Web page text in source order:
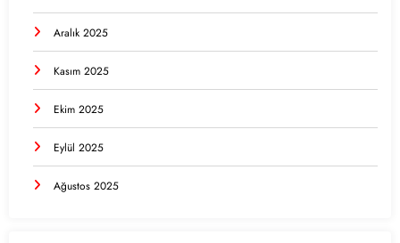
Aralık 2025
Kasım 2025
Ekim 2025
Eylül 2025
Ağustos 2025